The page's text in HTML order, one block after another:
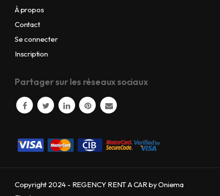
À propos
Contact
Se connecter
Inscription
Partager sur les réseaux sociaux
Copyright 2024 - REGENCY RENT A CAR by Oniema